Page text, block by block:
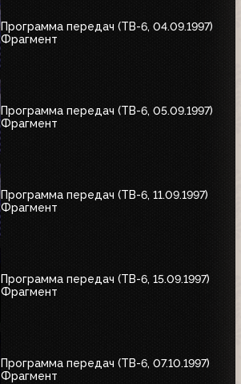
Программа передач (ТВ-6, 04.09.1997)
Фрагмент
Программа передач (ТВ-6, 05.09.1997)
Фрагмент
Программа передач (ТВ-6, 11.09.1997)
Фрагмент
Программа передач (ТВ-6, 15.09.1997)
Фрагмент
Программа передач (ТВ-6, 07.10.1997)
Фрагмент